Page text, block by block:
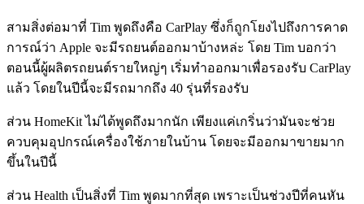
สามสิ่งต่อมาที่ Tim พูดถึงคือ CarPlay ซึ่งก็ถูกโยงไปถึงการคาด
การณ์ว่า Apple จะมีรถยนต์ออกมาบ้างหล่ะ โดย Tim บอกว่า
ตอนนี้ผู้ผลิตรถยนต์รายใหญ่ๆ เริ่มทำออกมาเพื่อรองรับ CarPlay
แล้ว โดยในปีนี้จะมีรถมากถึง 40 รุ่นที่รองรับ
ส่วน HomeKit ไม่ได้พูดถึงมากนัก เพียงแค่เกริ่นว่ามันจะช่วย
ควบคุมอุปกรณ์เครื่องใช้ภายในบ้าน โดยจะมีออกมาขายมาก
ขึ้นในปีนี้
ส่วน Health เป็นสิ่งที่ Tim พูดมากที่สุด เพราะเป็นช่วงปีที่คนหัน